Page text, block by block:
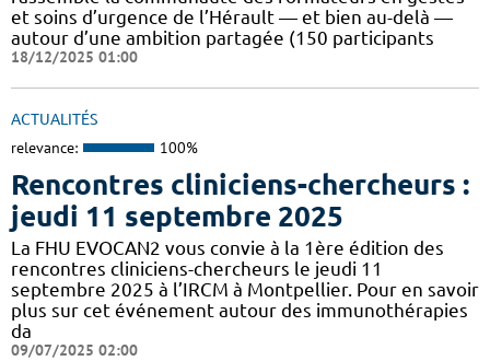
et soins d’urgence de l’Hérault — et bien au-delà —
autour d’une ambition partagée (150 participants
18/12/2025 01:00
ACTUALITÉS
relevance: 100%
Rencontres cliniciens-chercheurs :
jeudi 11 septembre 2025
La FHU EVOCAN2 vous convie à la 1ère édition des
rencontres cliniciens-chercheurs le jeudi 11
septembre 2025 à l’IRCM à Montpellier. Pour en savoir
plus sur cet événement autour des immunothérapies
da
09/07/2025 02:00